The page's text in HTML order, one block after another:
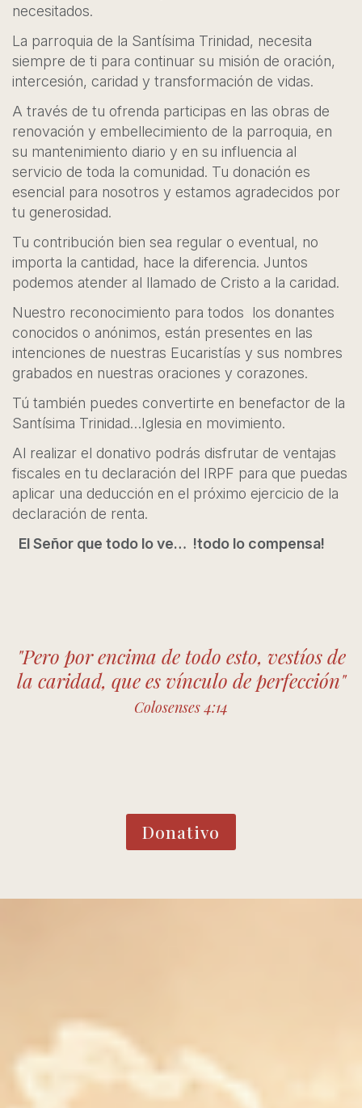
necesitados.
La parroquia de la Santísima Trinidad, necesita
siempre de ti para continuar su misión de oración,
intercesión, caridad y transformación de vidas.
A través de tu ofrenda participas en las obras de
renovación y embellecimiento de la parroquia, en
su mantenimiento diario y en su influencia al
servicio de toda la comunidad. Tu donación es
esencial para nosotros y estamos agradecidos por
tu generosidad.
Tu contribución bien sea regular o eventual, no
importa la cantidad, hace la diferencia. Juntos
podemos atender al llamado de Cristo a la caridad.
Nuestro reconocimiento para todos los donantes
conocidos o anónimos, están presentes en las
intenciones de nuestras Eucaristías y sus nombres
grabados en nuestras oraciones y corazones.
Tú también puedes convertirte en benefactor de la
Santísima Trinidad…Iglesia en movimiento.
Al realizar el donativo podrás disfrutar de ventajas
fiscales en tu declaración del IRPF para que puedas
aplicar una deducción en el próximo ejercicio de la
declaración de renta.
El Señor que todo lo ve… !todo lo compensa!
"Pero por encima de todo esto, vestíos de
la caridad, que es vínculo de perfección"
Colosenses 4:14
Donativo